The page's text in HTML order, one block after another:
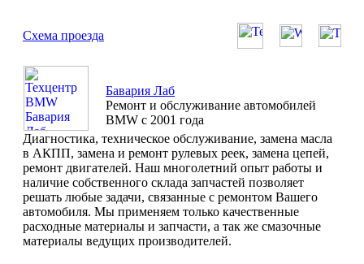
Схема проезда
Бавария Лаб
Ремонт и обслуживание автомобилей
BMW с 2001 года
Диагностика, техническое обслуживание, замена масла
в АКПП, замена и ремонт рулевых реек, замена цепей,
ремонт двигателей. Наш многолетний опыт работы и
наличие собственного склада запчастей позволяет
решать любые задачи, связанные с ремонтом Вашего
автомобиля. Мы применяем только качественные
расходные материалы и запчасти, а так же смазочные
материалы ведущих производителей.